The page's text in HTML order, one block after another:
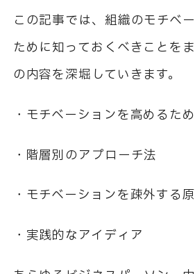
この記事では、組織のモチベ
ために知っておくべきことを
の内容を深堀していきます。
・モチベーションを高めるた
・階層別のアプローチ法
・モチベーションを疎外する
・実践的なアイディア